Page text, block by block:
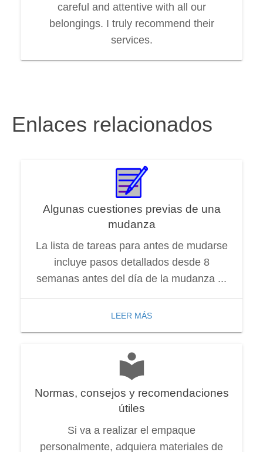
careful and attentive with all our
belongings. I truly recommend their
services.
Enlaces relacionados
Algunas cuestiones previas de una
mudanza
La lista de tareas para antes de mudarse
incluye pasos detallados desde 8
semanas antes del día de la mudanza ...
LEER MÁS
Normas, consejos y recomendaciones
útiles
Si va a realizar el empaque
personalmente, adquiera materiales de